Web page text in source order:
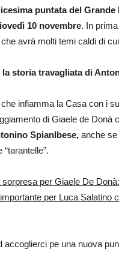
puntata del Grande
10 novembre. In
che avrà molti temi caldi di
la storia travagliata di
infiamma la Casa con i
di Giaele de
Spianlbese, anche
per Giaele De
per Luca
pe una nuova